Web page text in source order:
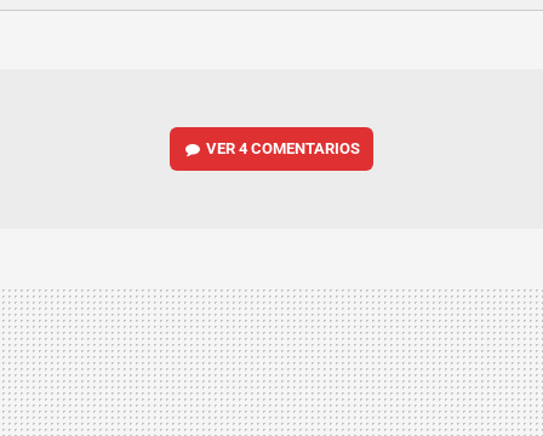
FACEBOOKTWITTERFLIPBOARD
E-
WHATSAPP
VER4 COMENTARIOS